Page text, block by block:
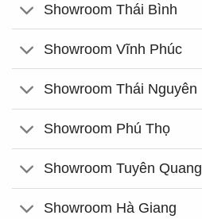
Showroom Thái Bình
Showroom Vĩnh Phúc
Showroom Thái Nguyên
Showroom Phú Thọ
Showroom Tuyên Quang
Showroom Hà Giang